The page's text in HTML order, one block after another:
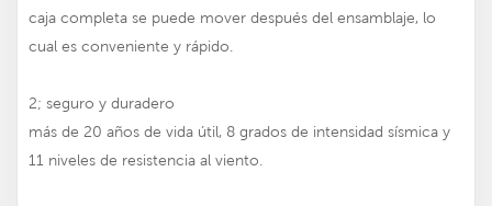
caja completa se puede mover después del ensamblaje, lo
cual es conveniente y rápido.
2; seguro y duradero
más de 20 años de vida útil, 8 grados de intensidad sísmica y
11 niveles de resistencia al viento.